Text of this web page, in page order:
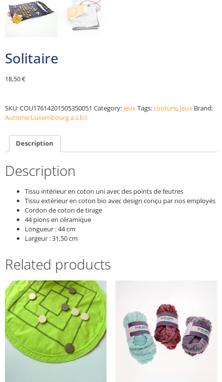
Solitaire
18,50€
SKU:COU17614201505350051 Category: JeuxTags:couture, jeux Brand:
Autisme Luxembourg a.s.b.l.
Description
Description
Tissu intérieur en coton uni avec des points de feutres
Tissu extérieur en coton bio avec design conçu par nos employés
Cordon de coton de tirage
44 pions en céramique
Longueur : 44 cm
Largeur : 31,50 cm
Related products